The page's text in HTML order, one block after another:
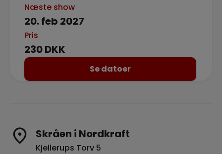
Næste show
20. feb 2027
Pris
230 DKK
Se datoer
Skråen i Nordkraft
Kjellerups Torv 5